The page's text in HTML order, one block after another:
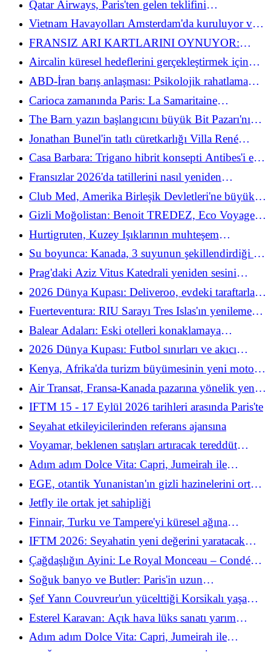
Qatar Airways, Paris'ten gelen teklifini
güçlendiriyor ve Japonya'daki patlamadan
yararlanıyor
Vietnam Havayolları Amsterdam'da kuruluyor ve
doğrudan Hanoi'ye bağlanıyor
FRANSIZ ARI KARTLARINI OYNUYOR:
MALDİVLER, SRİ LANKA VE ÜÇGEN
BAHİS
Aircalin küresel hedeflerini gerçekleştirmek için
personelini güçlendiriyor
ABD-İran barış anlaşması: Psikolojik rahatlama
turizm makinesini canlandırmaya yetecek mi?
Carioca zamanında Paris: La Samaritaine
Brezilya'yı özel bir yaz pop-up'ıyla kutluyor
The Barn yazın başlangıcını büyük Bit Pazarı'nın
5. edisyonuyla kutluyor
Jonathan Bunel'in tatlı cüretkarlığı Villa René
Lalique'deki pastaneyi sarstı
Casa Barbara: Trigano hibrit konsepti Antibes'i ele
geçiriyor
Fransızlar 2026'da tatillerini nasıl yeniden
keşfediyorlar?
Club Med, Amerika Birleşik Devletleri'ne büyük
bir dönüş yapıyor ve 100 köy hedefine ulaşmayı
hedefliyor
Gizli Moğolistan: Benoit TREDEZ, Eco Voyage
ile Altay'ın kalbine daldı
Hurtigruten, Kuzey Işıklarının muhteşem
görüntülerini ortaya çıkarıyor ve güneş
maksimumundan yararlanıyor
Su boyunca: Kanada, 3 suyunun şekillendirdiği bir
destinasyon
Prag'daki Aziz Vitus Katedrali yeniden sesini
buluyor: Bir asırlık bekleyişin ardından anıtsal bir
organın açılışı
2026 Dünya Kupası: Deliveroo, evdeki taraftarlar
için hayal kırıklığını önleyen hayatta kalma kitini
piyasaya sürdü
Fuerteventura: RIU Sarayı Tres Islas'ın yenileme
projesi tartışmayı yeniden canlandırıyor
Balear Adaları: Eski otelleri konaklamaya
dönüştürme planının başarısızlığı
2026 Dünya Kupası: Futbol sınırları ve akıcı
seyahati yeniden tanımlıyor
Kenya, Afrika'da turizm büyümesinin yeni motoru
olarak ortaya çıkıyor
Air Transat, Fransa-Kanada pazarına yönelik yeni
hedeflerini açıkladı
IFTM 15 - 17 Eylül 2026 tarihleri ​​arasında Paris'te
Seyahat etkileyicilerinden referans ajansına
Voyamar, beklenen satışları artıracak tereddüt
önleme silahı FLEXIZEN'i piyasaya sürüyor
Adım adım Dolce Vita: Capri, Jumeirah ile
yürüyerek keşfedilebilir
EGE, otantik Yunanistan'ın gizli hazinelerini ortaya
çıkarıyor
Jetfly ile ortak jet sahipliği
Finnair, Turku ve Tampere'yi küresel ağına
yeniden bağlıyor
IFTM 2026: Seyahatin yeni değerini yaratacak
stratejik toplantı
Çağdaşlığın Ayini: Le Royal Monceau – Condé
Nast Traveller Tarafından Taçlandırılan Raffles
Paris
Soğuk banyo ve Butler: Paris'in uzun
ömürlülüğün yeni sığınağı
Şef Yann Couvreur'un yücelttiği Korsikalı yaşam
sanatı
Esterel Karavan: Açık hava lüks sanatı yarım
asırını kutluyor
Adım adım Dolce Vita: Capri, Jumeirah ile